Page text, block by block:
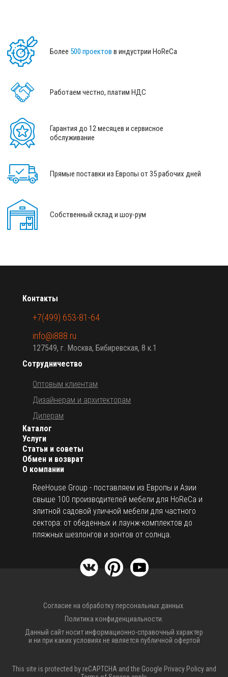
Более 500 проектов в индустрии HoReCa
Работаем честно, платим НДС
Гарантия до 12 месяцев и сервисное
обслуживание
Прямые поставки из Европы от 35 рабочих дней
Собственный склад и шоу-рум
О компании
ReeHouse Group - поставляем из Европы и Азии
свыше 100 производителей мебели для HoReCa и
элитной садовой уличной мебели для частного
сектора: от обеденных и лаунж-комплектов до
пляжных шезлонгов и зонтов от солнца.
Каталог
Услуги
Статьи и советы
Обмен и возврат
Сотрудничество
Оптовым клиентам
Дизайнерам и архитекторам
Дилерам
Контакты
+7(499) 653-81-64
info@i888.ru
127549, г. Москва, Бибиревская, 8 к.1
Согласие на обработку персональных данных.
Политика конфиденциальности.
Данный сайт носит информационно-справочный характер
и ни при каких условиях не является публичной офертой
This site is protected by reCAPTCHA and the Google Privacy Policyand